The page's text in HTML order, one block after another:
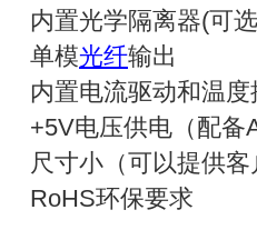
内置光学隔离器(可
单模光纤输出
内置电流驱动和温度
+5V电压供电（配备
尺寸小（可以提供客
RoHS环保要求